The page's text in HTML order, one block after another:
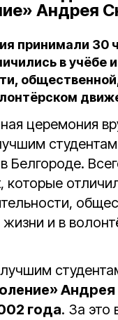
Андрея
принимали 30
в учёбе
церемония
Белгороде.
, которые
и в
Андрея
года. За это